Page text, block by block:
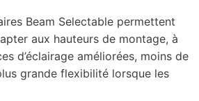
Beam Selectable permettent
aux hauteurs de montage, à
d’éclairage améliorées, moins de
grande flexibilité lorsque les